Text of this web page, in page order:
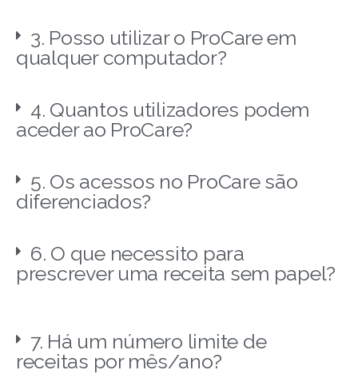
3. Posso utilizar o ProCare em
qualquer computador?
4. Quantos utilizadores podem
aceder ao ProCare?
5. Os acessos no ProCare são
diferenciados?
6. O que necessito para
prescrever uma receita sem papel?
7. Há um número limite de
receitas por mês/ano?